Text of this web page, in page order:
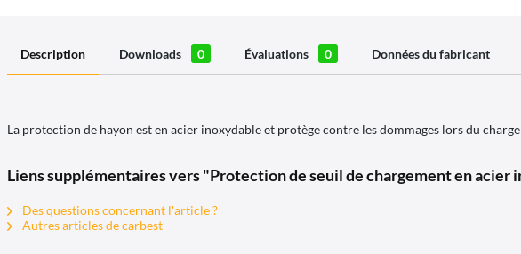
Description Downloads 0 Évaluations 0 Données du fabricant
La protection de hayon est en acier inoxydable et protège contre les dommages lors du
Liens supplémentaires vers "Protection de seuil de chargement en
Des questions concernant l'article ?
Autres articles de carbest